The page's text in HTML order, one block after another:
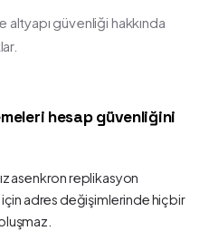
altyapı güvenliği hakkında
hesap güvenliğini
asenkron replikasyon
için adres değişimlerinde hiçbir